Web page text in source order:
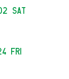
Sat
Fri